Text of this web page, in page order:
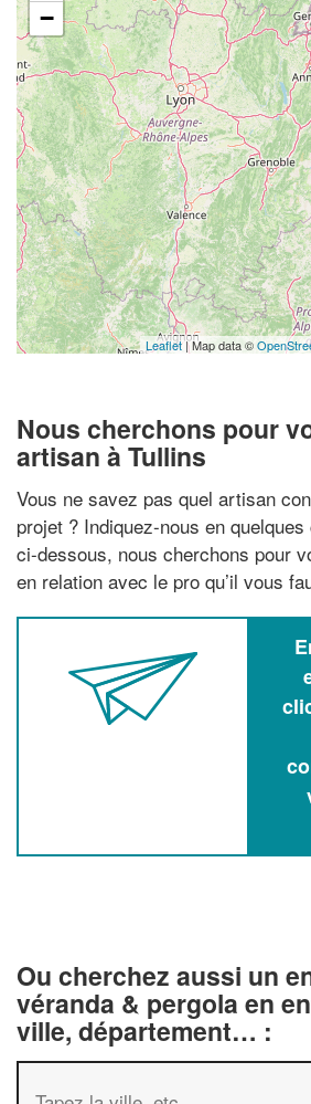
−
Leaflet| Map data ©
Nous cherchons pour
artisan à Tullins
Vous ne savez pas quel artisan
projet ? Indiquez-nous en
ci-dessous, nous cherchons pour
en relation avec le pro qu’il vous
Ou cherchez aussi un
véranda & pergola en
ville, département… :